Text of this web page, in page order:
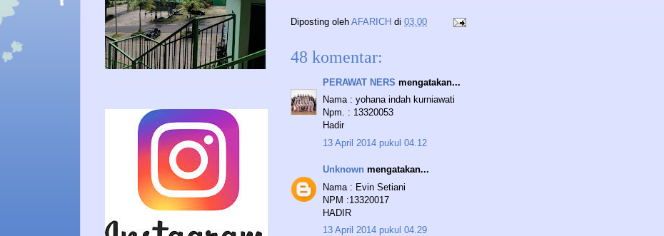
Diposting oleh AFARICH di 03.00
48 komentar:
PERAWAT NERS mengatakan...
Nama : yohana indah kurniawati
Npm. : 13320053
Hadir
13 April 2014 pukul 04.12
Unknown mengatakan...
Nama : Evin Setiani
NPM :13320017
HADIR
13 April 2014 pukul 04.29